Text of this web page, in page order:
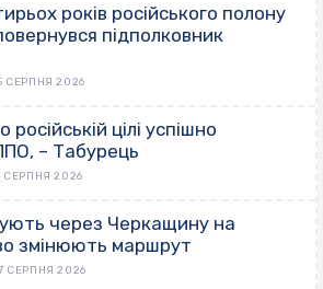
років російського полону
підполковник
СЕРПНЯ 2026
цілі успішно
– Табурець
СЕРПНЯ 2026
через Черкащину на
змінюють маршрут
СЕРПНЯ 2026